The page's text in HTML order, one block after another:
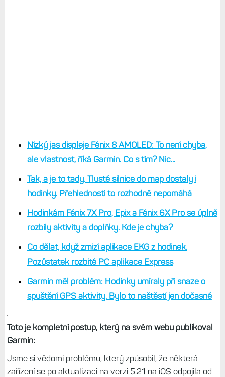
Nízký jas displeje Fénix 8 AMOLED: To není chyba,
ale vlastnost, říká Garmin. Co s tím? Nic...
Tak, a je to tady. Tlusté silnice do map dostaly i
hodinky. Přehlednosti to rozhodně nepomáhá
Hodinkám Fénix 7X Pro, Epix a Fénix 6X Pro se úplně
rozbily aktivity a doplňky. Kde je chyba?
Co dělat, když zmizí aplikace EKG z hodinek.
Pozůstatek rozbité PC aplikace Express
Garmin měl problém: Hodinky umíraly při snaze o
spuštění GPS aktivity. Bylo to naštěstí jen dočasné
Toto je kompletní postup, který na svém webu publikoval
Garmin:
Jsme si vědomi problému, který způsobil, že některá
zařízení se po aktualizaci na verzi 5.21 na iOS odpojila od